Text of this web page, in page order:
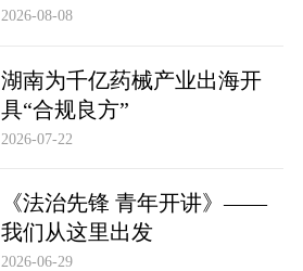
高地
2026-08-08
湖南为千亿药械产业出海开
具“合规良方”
2026-07-22
《法治先锋 青年开讲》——
我们从这里出发
2026-06-29